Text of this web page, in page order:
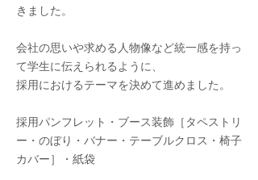
きました。
会社の思いや求める人物像など統一感を持っ
て学生に伝えられるように、
採用におけるテーマを決めて進めました。
採用パンフレット・ブース装飾［タペストリ
ー・のぼり・バナー・テーブルクロス・椅子
カバー］・紙袋